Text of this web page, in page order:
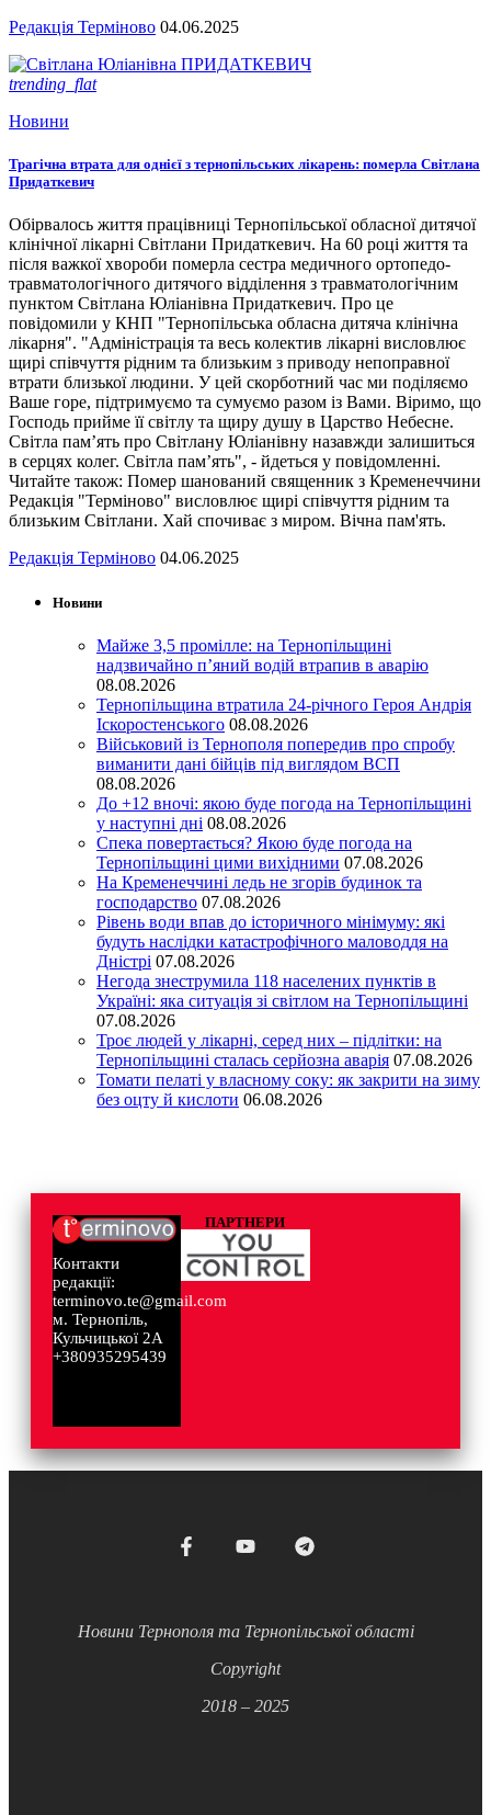
Редакція Терміново 04.06.2025
trending_flat
Новини
Трагічна втрата для однієї з тернопільських лікарень: померла Світлана
Придаткевич
Обірвалось життя працівниці Тернопільської обласної дитячої
клінічної лікарні Світлани Придаткевич. На 60 році життя та
після важкої хвороби померла сестра медичного ортопедо-
травматологічного дитячого відділення з травматологічним
пунктом Світлана Юліанівна Придаткевич. Про це
повідомили у КНП "Тернопільська обласна дитяча клінічна
лікарня". "Адміністрація та весь колектив лікарні висловлює
щирі співчуття рідним та близьким з приводу непоправної
втрати близької людини. У цей скорботний час ми поділяємо
Ваше горе, підтримуємо та сумуємо разом із Вами. Віримо, що
Господь прийме її світлу та щиру душу в Царство Небесне.
Світла пам’ять про Світлану Юліанівну назавжди залишиться
в серцях колег. Світла пам’ять", - йдеться у повідомленні.
Читайте також: Помер шанований священник з Кременеччини
Редакція "Терміново" висловлює щирі співчуття рідним та
близьким Світлани. Хай спочиває з миром. Вічна пам'ять.
Редакція Терміново 04.06.2025
Новини
Майже 3,5 промілле: на Тернопільщині
надзвичайно п’яний водій втрапив в аварію
08.08.2026
Тернопільщина втратила 24-річного Героя Андрія
Іскоростенського 08.08.2026
Військовий із Тернополя попередив про спробу
виманити дані бійців під виглядом ВСП
08.08.2026
До +12 вночі: якою буде погода на Тернопільщині
у наступні дні 08.08.2026
Спека повертається? Якою буде погода на
Тернопільщині цими вихідними 07.08.2026
На Кременеччині ледь не згорів будинок та
господарство 07.08.2026
Рівень води впав до історичного мінімуму: які
будуть наслідки катастрофічного маловоддя на
Дністрі 07.08.2026
Негода знеструмила 118 населених пунктів в
Україні: яка ситуація зі світлом на Тернопільщині
07.08.2026
Троє людей у лікарні, серед них – підлітки: на
Тернопільщині сталась серйозна аварія 07.08.2026
Томати пелаті у власному соку: як закрити на зиму
без оцту й кислоти 06.08.2026
Контакти
редакції:
terminovo.te@gmail.com
м. Тернопіль,
Кульчицької 2А
+380935295439
ПАРТНЕРИ
Новини Тернополя та Тернопільської області
Copyright
2018 – 2025